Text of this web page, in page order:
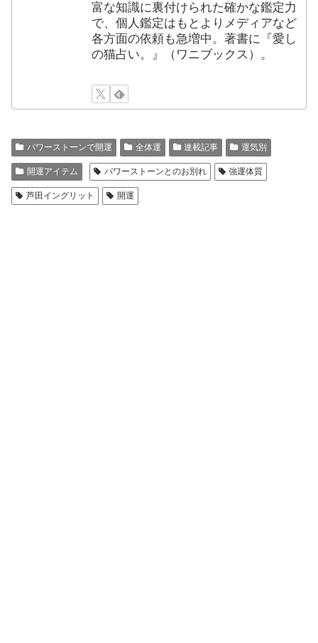
富な知識に裏付けられた確かな鑑定力
で、個人鑑定はもとよりメディアなど
各方面の依頼も急増中。著書に『愛し
の猫占い。』（ワニブックス）。
パワーストーンで開運 全体運 連載記事 運気別
開運アイテム パワーストーンとのお別れ 強運体質
芦田イングリット 開運